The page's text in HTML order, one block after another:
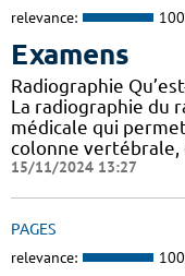
relevance:
Examens
Radiographie
La radiographie du
médicale qui
colonne vertébrale,
15/11/2024 13:27
PAGES
relevance: